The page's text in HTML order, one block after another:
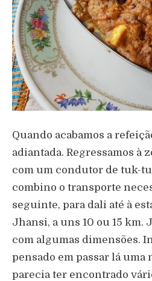
Quando acabamos a
adiantada. Regressamos à
com um condutor de tuk-
combino o transporte
seguinte, para dali até à
Jhansi, a uns 10 ou 15 km.
com algumas dimensões.
pensado em passar lá uma
parecia ter encontrado